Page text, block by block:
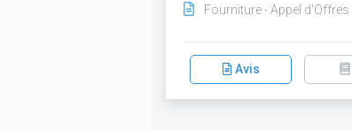
Fourniture - Appel d'Offres
Avis